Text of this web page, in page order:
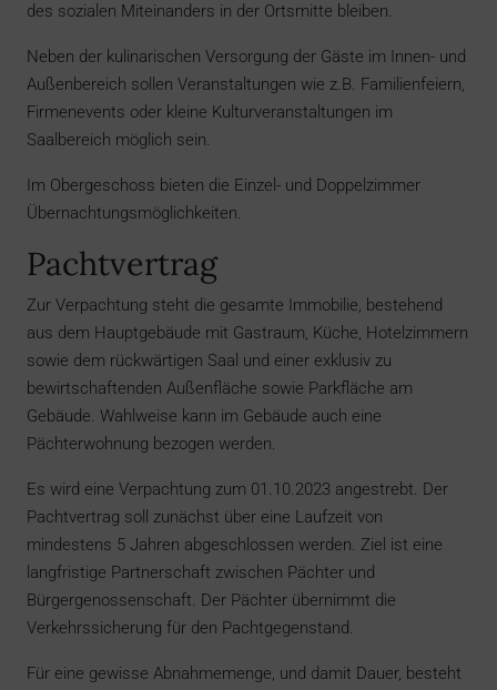
des sozialen Miteinanders in der Ortsmitte bleiben.
Neben der kulinarischen Versorgung der Gäste im Innen- und
Außenbereich sollen Veranstaltungen wie z.B. Familienfeiern,
Firmenevents oder kleine Kulturveranstaltungen im
Saalbereich möglich sein.
Im Obergeschoss bieten die Einzel- und Doppelzimmer
Übernachtungsmöglichkeiten.
Pachtvertrag
Zur Verpachtung steht die gesamte Immobilie, bestehend
aus dem Hauptgebäude mit Gastraum, Küche, Hotelzimmern
sowie dem rückwärtigen Saal und einer exklusiv zu
bewirtschaftenden Außenfläche sowie Parkfläche am
Gebäude. Wahlweise kann im Gebäude auch eine
Pächterwohnung bezogen werden.
Es wird eine Verpachtung zum 01.10.2023 angestrebt. Der
Pachtvertrag soll zunächst über eine Laufzeit von
mindestens 5 Jahren abgeschlossen werden. Ziel ist eine
langfristige Partnerschaft zwischen Pächter und
Bürgergenossenschaft. Der Pächter übernimmt die
Verkehrssicherung für den Pachtgegenstand.
Für eine gewisse Abnahmemenge, und damit Dauer, besteht